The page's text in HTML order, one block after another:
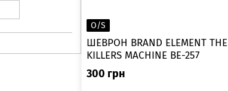
O/S
ШЕВРОН BRAND ELEMENT THE
KILLERS MACHINE BE-257
300 грн